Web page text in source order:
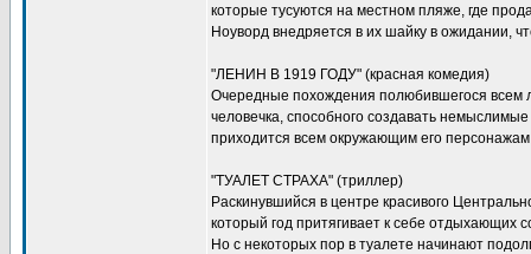
которые тусуются на местном пляже, где
Ноуворд внедряется в их шайку в ожидании,
"ЛЕНИН В 1919 ГОДУ" (красная комедия)
Очередные похождения полюбившегося всем
человечка, способного создавать
приходится всем окружающим его
"ТУАЛЕТ СТРАХА" (триллер)
Раскинувшийся в центре красивого
который год притягивает к себе отдыхающих
Но с некоторых пор в туалете начинают